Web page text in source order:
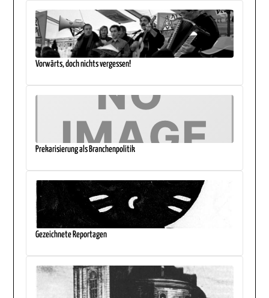
Vorwärts, doch nichts vergessen!
Prekarisierung als Branchenpolitik
Gezeichnete Reportagen